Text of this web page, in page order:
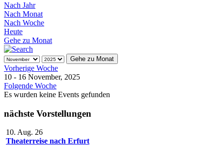
Nach Jahr
Nach Monat
Nach Woche
Heute
Gehe zu Monat
Gehe zu Monat
Vorherige Woche
10 - 16 November, 2025
Folgende Woche
Es wurden keine Events gefunden
nächste Vorstellungen
10. Aug. 26
Theaterreise nach Erfurt